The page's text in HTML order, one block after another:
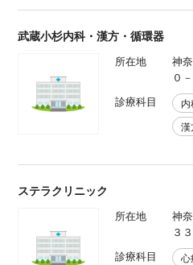
武蔵小杉内科・漢方・循環器
所在地
神
０
診療科目
漢
ステラクリニック
所在地
神
３
診療科目
心